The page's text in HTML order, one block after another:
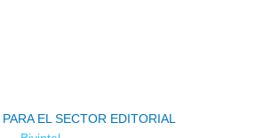
PARA EL SECTOR EDITORIAL